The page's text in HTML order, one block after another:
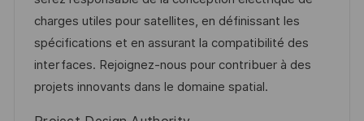
ó
n
i
ó
n
d
e
p
u
m
p
l
e
o
r
í
a
charges utiles pour satellites, en définissant les
spécifications et en assurant la compatibilité des
interfaces. Rejoignez-nous pour contribuer à des
projets innovants dans le domaine spatial.